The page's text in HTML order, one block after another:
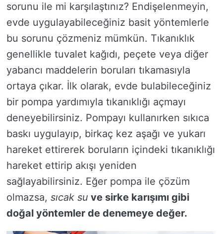
sorunu ile mi karşılaştınız? Endişelenmeyin,
evde uygulayabileceğiniz basit yöntemlerle
bu sorunu çözmeniz mümkün. Tıkanıklık
genellikle tuvalet kağıdı, peçete veya diğer
yabancı maddelerin boruları tıkamasıyla
ortaya çıkar. İlk olarak, evde bulabileceğiniz
bir pompa yardımıyla tıkanıklığı açmayı
deneyebilirsiniz. Pompayı kullanırken sıkıca
baskı uygulayıp, birkaç kez aşağı ve yukarı
hareket ettirerek boruların içindeki tıkanıklığı
hareket ettirip akışı yeniden
sağlayabilirsiniz. Eğer pompa ile çözüm
olmazsa, sıcak su ve sirke karışımı gibi
doğal yöntemler de denemeye değer.